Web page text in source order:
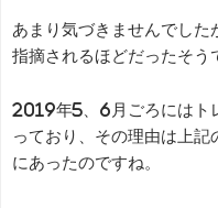
あまり気づきませんでした
指摘されるほどだったそう
2019年5、6月ごろにはト
っており、その理由は上記
にあったのですね。